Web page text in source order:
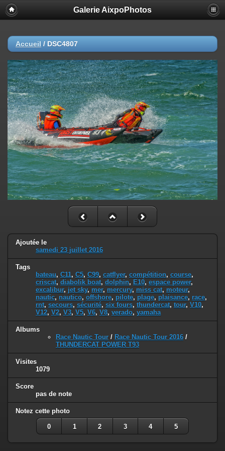
Galerie AixpoPhotos
Accueil / DSC4807
Ajoutée le
samedi 23 juillet 2016
Tags
bateau, C11, C5, C99, catflyer, compétition, course,
criscat, diabolik boat, dolphin, E10, espace power,
excalibur, jet sky, mer, mercury, miss cat, moteur,
nautic, nautico, offshore, pilote, plage, plaisance, race,
rnt, secours, sécurité, six fours, thundercat, tour, V10,
V12, V2, V3, V5, V6, V8, verado, yamaha
Albums
Race Nautic Tour / Race Nautic Tour 2016 /
THUNDERCAT POWER T93
Visites
1079
Score
pas de note
Notez cette photo
0 1 2 3 4 5